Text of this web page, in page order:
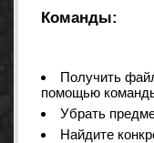
Команды:
Получить
помощью
Убрать
Найдите